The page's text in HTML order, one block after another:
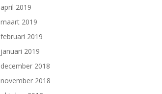
april 2019
maart 2019
februari 2019
januari 2019
december 2018
november 2018